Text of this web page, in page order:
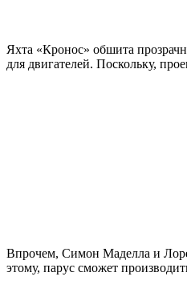
Яхта «Кронос» обшита
для двигателей. Поскольку,
Впрочем, Симон Маделла и
этому, парус сможет